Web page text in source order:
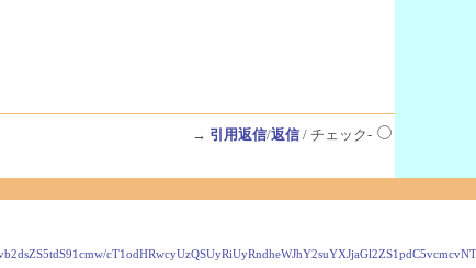
→ 引用返信/返信/ チェック-